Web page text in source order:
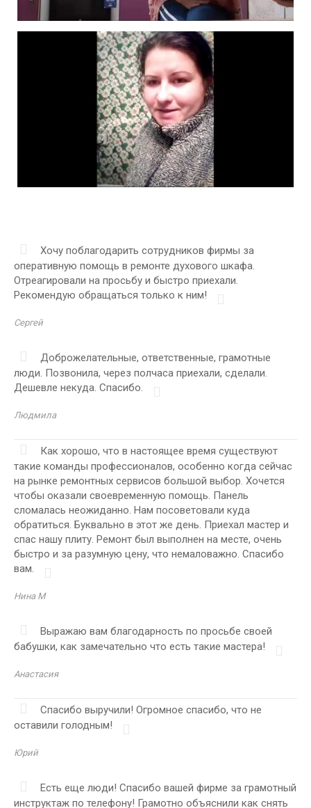
Хочу поблагодарить сотрудников фирмы за
оперативную помощь в ремонте духового шкафа.
Отреагировали на просьбу и быстро приехали.
Рекомендую обращаться только к ним!
Сергей
Доброжелательные, ответственные, грамотные
люди. Позвонила, через полчаса приехали, сделали.
Дешевле некуда. Спасибо.
Людмила
Как хорошо, что в настоящее время существуют
такие команды профессионалов, особенно когда сейчас
на рынке ремонтных сервисов большой выбор. Хочется
чтобы оказали своевременную помощь. Панель
сломалась неожиданно. Нам посоветовали куда
обратиться. Буквально в этот же день. Приехал мастер и
спас нашу плиту. Ремонт был выполнен на месте, очень
быстро и за разумную цену, что немаловажно. Спасибо
вам.
Нина М
Выражаю вам благодарность по просьбе своей
бабушки, как замечательно что есть такие мастера!
Анастасия
Спасибо выручили! Огромное спасибо, что не
оставили голодным!
Юрий
Есть еще люди! Спасибо вашей фирме за грамотный
инструктаж по телефону! Грамотно объяснили как снять